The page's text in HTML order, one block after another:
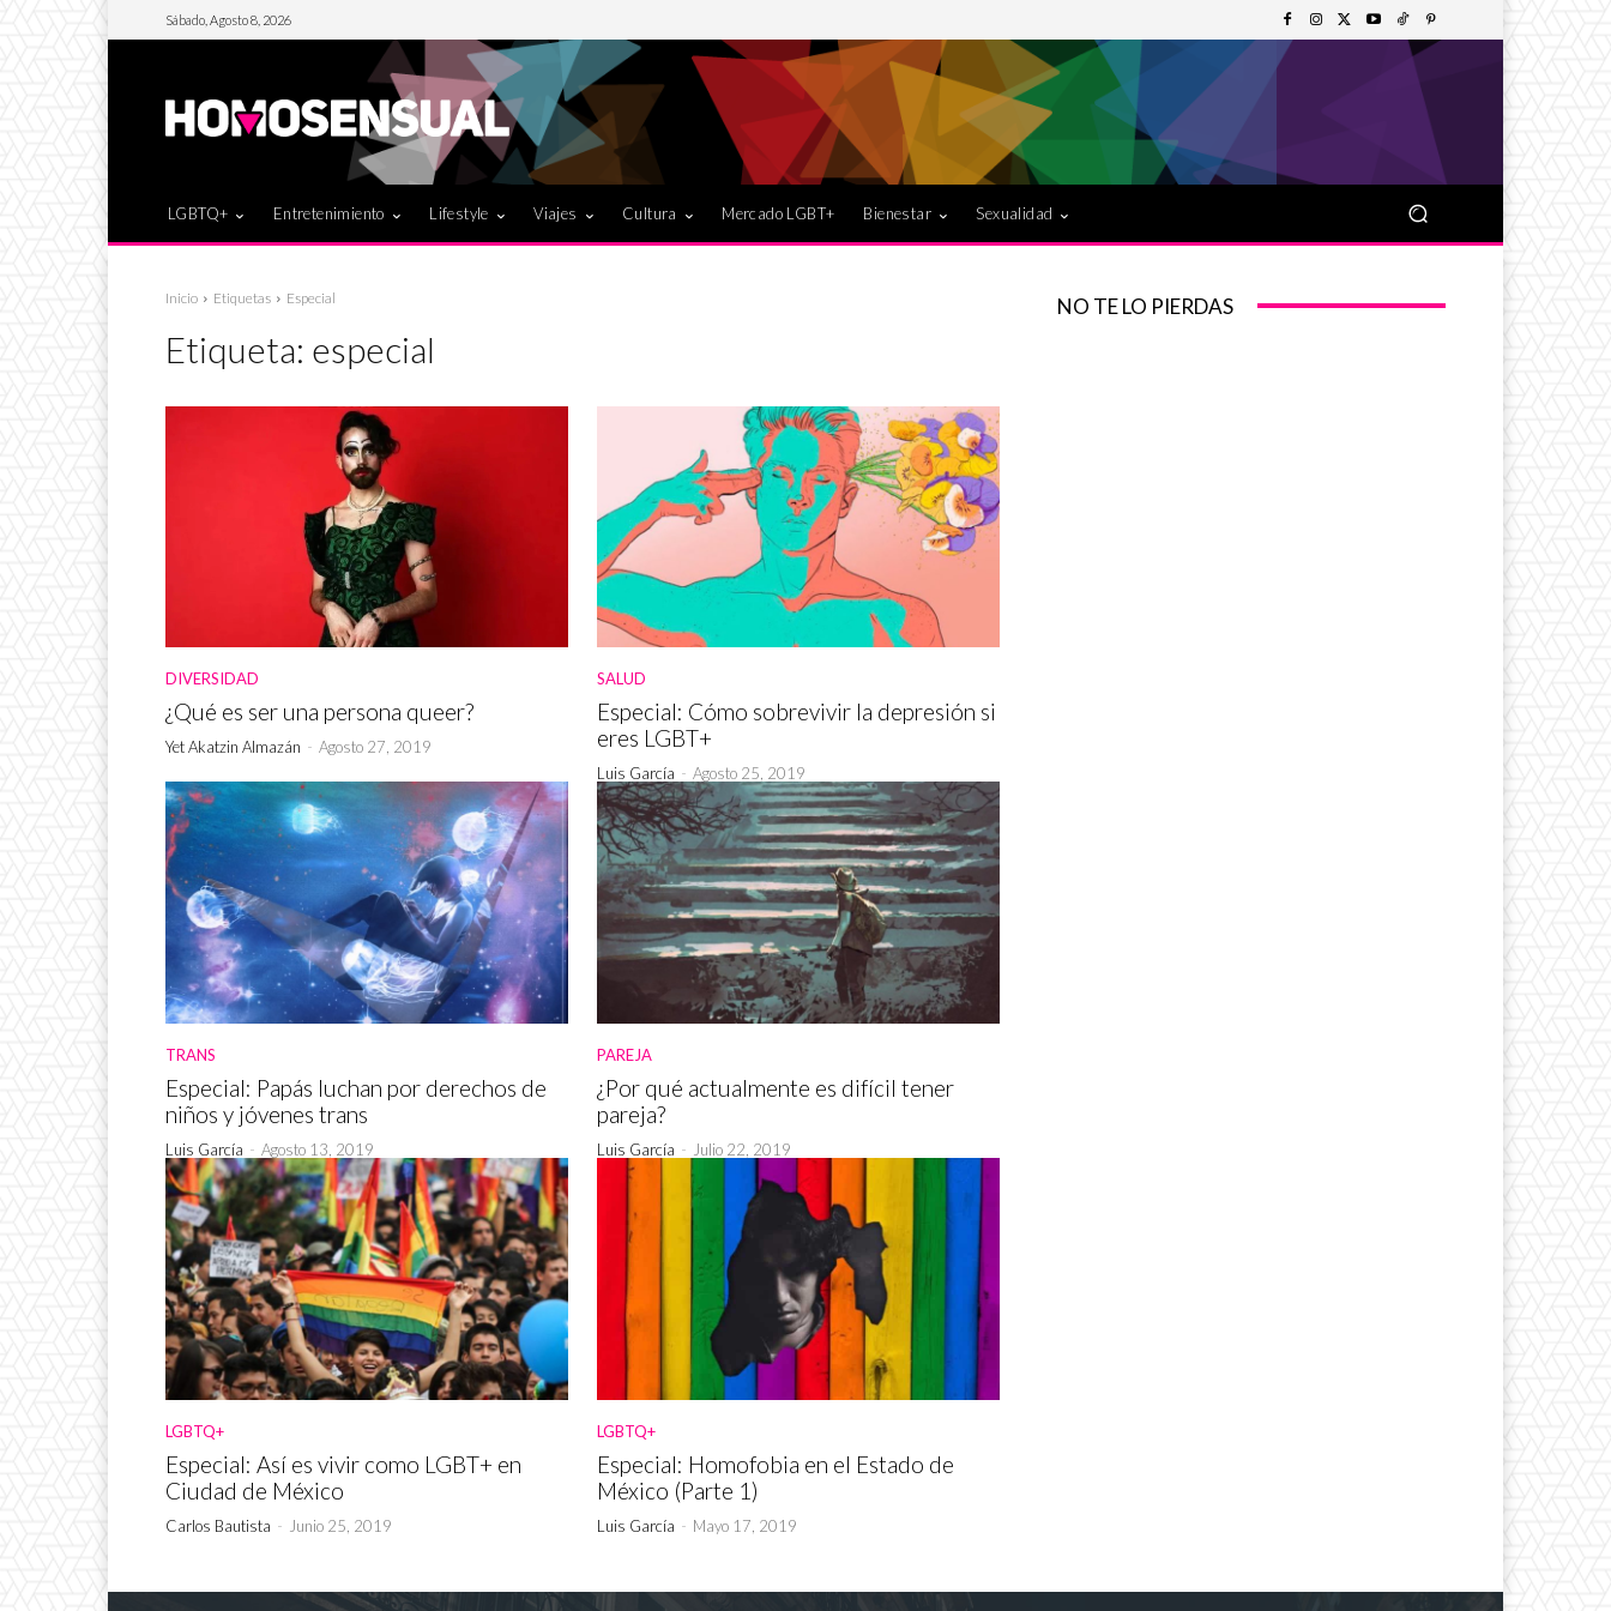
Sábado, Agosto 8, 2026
LGBTQ+ Entretenimiento Lifestyle Viajes Cultura Mercado LGBT+ Bienestar Sexualidad
Inicio Etiquetas Especial
Etiqueta: especial
DIVERSIDAD
¿Qué es ser una persona queer?
Yet Akatzin Almazán - Agosto 27, 2019
SALUD
Especial: Cómo sobrevivir la depresión si
eres LGBT+
Luis García - Agosto 25, 2019
TRANS
Especial: Papás luchan por derechos de
niños y jóvenes trans
Luis García - Agosto 13, 2019
PAREJA
¿Por qué actualmente es difícil tener
pareja?
Luis García - Julio 22, 2019
LGBTQ+
Especial: Así es vivir como LGBT+ en
Ciudad de México
Carlos Bautista - Junio 25, 2019
LGBTQ+
Especial: Homofobia en el Estado de
México (Parte 1)
Luis García - Mayo 17, 2019
NO TE LO PIERDAS